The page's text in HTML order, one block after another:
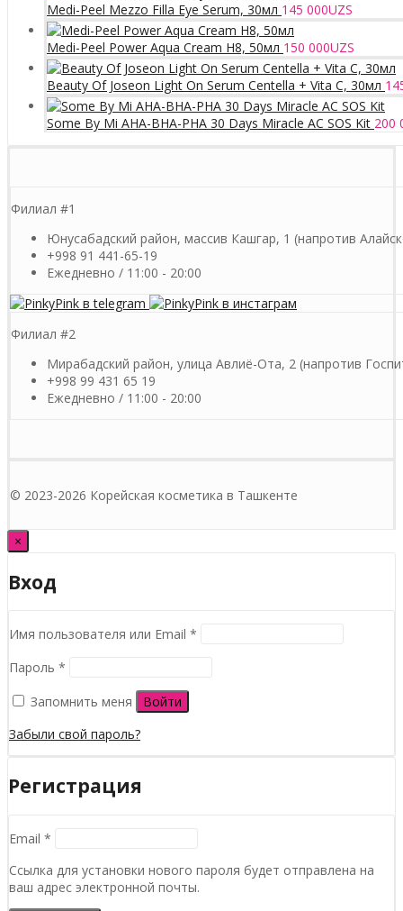
Medi-Peel Mezzo Filla Eye Serum, 30мл 145 000UZS
Medi-Peel Power Aqua Cream H8, 50мл 150 000UZS
Beauty Of Joseon Light On Serum Centella + Vita C, 30мл
Some By Mi AHA-BHA-PHA 30 Days Miracle AC SOS Kit 200
Филиал #1
Юнусабадский район, массив Кашгар, 1 (напротив
+998 91 441-65-19
Ежедневно / 11:00 - 20:00
Филиал #2
Мирабадский район, улица Авлиё-Ота, 2 (напротив
+998 99 431 65 19
Ежедневно / 11:00 - 20:00
© 2023-2026 Корейская косметика в Ташкенте
×
Вход
Имя пользователя или Email *
Пароль *
Запомнить меня
Войти
Забыли свой пароль?
Регистрация
Email *
Ссылка для установки нового пароля будет отправлена ​​на
ваш адрес электронной почты.